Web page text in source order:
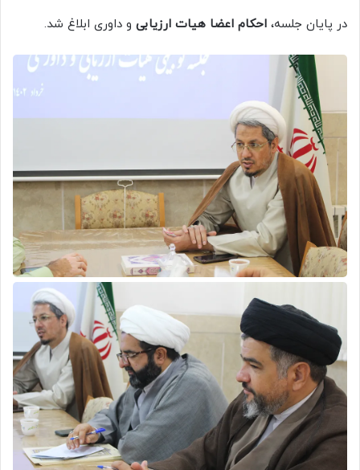
در پایان جلسه، احکام اعضا هیات ارزیابی و داوری ابلاغ شد.